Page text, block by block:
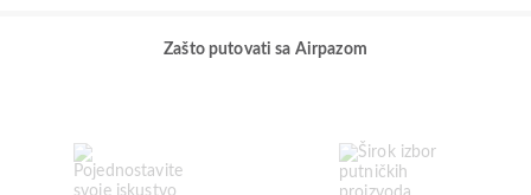
Zašto putovati sa Airpazom